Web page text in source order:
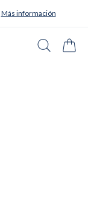
Más información